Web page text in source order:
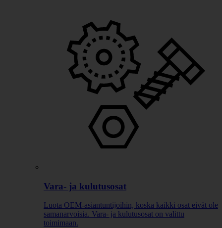
Vara- ja kulutusosat
Luota OEM-asiantuntijoihin, koska kaikki osat eivät ole
samanarvoisia. Vara- ja kulutusosat on valittu
toimimaan.